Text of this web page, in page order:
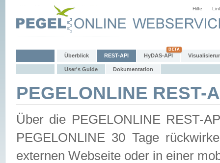
Hilfe
Überblick REST-API HyDAS-API
User's Guide Dokumentation
PEGELONLINE REST-
Über die PEGELONLINE REST-
PEGELONLINE 30 Tage
externen Webseite oder in einer